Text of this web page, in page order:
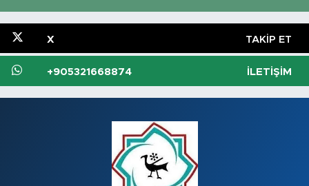
X TAKIP ET
+905321668874 İLETIŞIM